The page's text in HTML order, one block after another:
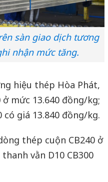
sàn giao dịch tương
nhận mức tăng.
hiệu thép Hòa Phát,
mức 13.640 đồng/kg;
có giá 13.840 đồng/kg.
thép cuộn CB240 ở
vằn D10 CB300